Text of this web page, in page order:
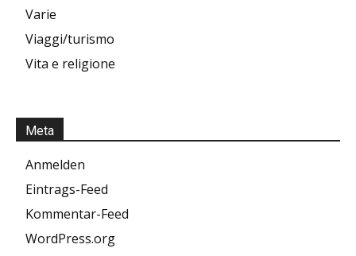
Varie
Viaggi/turismo
Vita e religione
Meta
Anmelden
Eintrags-Feed
Kommentar-Feed
WordPress.org